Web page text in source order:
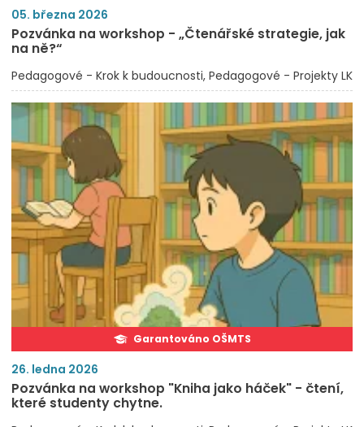
05. března 2026
Pozvánka na workshop - „Čtenářské strategie, jak
na ně?“
Pedagogové - Krok k budoucnosti Pedagogové - Projekty LK
Garantováno OŠMTS
26. ledna 2026
Pozvánka na workshop "Kniha jako háček" - čtení,
které studenty chytne.